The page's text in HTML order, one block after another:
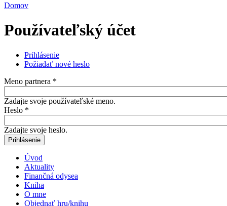
Domov
Používateľský účet
Primárne karty
Prihlásenie
Požiadať nové heslo
Meno partnera *
Zadajte svoje používateľské meno.
Heslo *
Zadajte svoje heslo.
Úvod
Aktuality
Finančná odysea
Kniha
O mne
Objednať hru/knihu